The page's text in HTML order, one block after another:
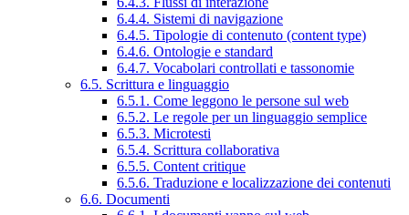
6.4.4. Sistemi di navigazione
6.4.5. Tipologie di contenuto (content type)
6.4.6. Ontologie e standard
6.4.7. Vocabolari controllati e tassonomie
6.5. Scrittura e linguaggio
6.5.1. Come leggono le persone sul web
6.5.2. Le regole per un linguaggio semplice
6.5.3. Microtesti
6.5.4. Scrittura collaborativa
6.5.5. Content critique
6.5.6. Traduzione e localizzazione dei contenuti
6.6. Documenti